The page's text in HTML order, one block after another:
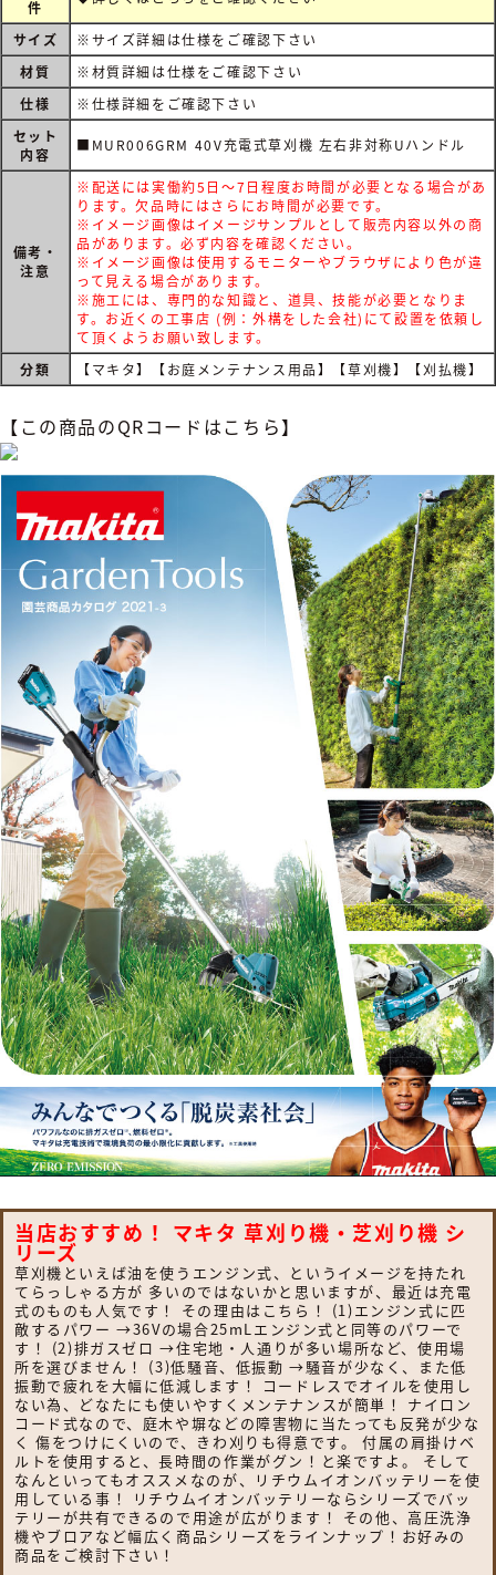
件
サイズ
※サイズ詳細は仕様をご確認下さい
材質
※材質詳細は仕様をご確認下さい
仕様
※仕様詳細をご確認下さい
セット
内容
■MUR006GRM 40V充電式草刈機 左右非対称Uハンドル
備考・
注意
※配送には実働約5日～7日程度お時間が必要となる場合があ
ります。欠品時にはさらにお時間が必要です。
※イメージ画像はイメージサンプルとして販売内容以外の商
品があります。必ず内容を確認ください。
※イメージ画像は使用するモニターやブラウザにより色が違
って見える場合があります。
※施工には、専門的な知識と、道具、技能が必要となりま
す。お近くの工事店 (例：外構をした会社)にて設置を依頼し
て頂くようお願い致します。
分類
【マキタ】【お庭メンテナンス用品】【草刈機】【刈払機】
【この商品のQRコードはこちら】
当店おすすめ！ マキタ 草刈り機・芝刈り機 シ
リーズ
草刈機といえば油を使うエンジン式、というイメージを持たれ
てらっしゃる方が 多いのではないかと思いますが、最近は充電
式のものも人気です！ その理由はこちら！ (1)エンジン式に匹
敵するパワー →36Vの場合25mLエンジン式と同等のパワーで
す！ (2)排ガスゼロ →住宅地・人通りが多い場所など、使用場
所を選びません！ (3)低騒音、低振動 →騒音が少なく、また低
振動で疲れを大幅に低減します！ コードレスでオイルを使用し
ない為、どなたにも使いやすくメンテナンスが簡単！ ナイロン
コード式なので、庭木や塀などの障害物に当たっても反発が少な
く 傷をつけにくいので、きわ刈りも得意です。 付属の肩掛けベ
ルトを使用すると、長時間の作業がグン！と楽ですよ。 そして
なんといってもオススメなのが、リチウムイオンバッテリーを使
用している事！ リチウムイオンバッテリーならシリーズでバッ
テリーが共有できるので用途が広がります！ その他、高圧洗浄
機やブロアなど幅広く商品シリーズをラインナップ！お好みの
商品をご検討下さい！